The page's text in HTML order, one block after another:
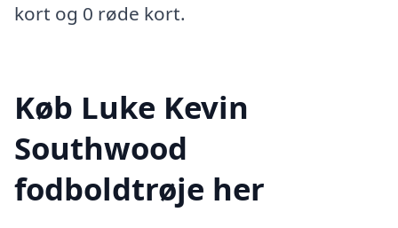
kort og 0 røde kort.
Køb Luke Kevin
Southwood
fodboldtrøje her